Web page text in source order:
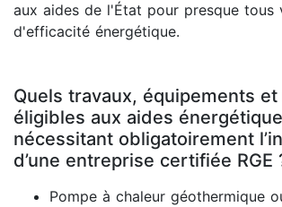
aux aides de l'État pour presque tous
d'efficacité énergétique.
Quels travaux, équipements
éligibles aux aides
nécessitant obligatoirement
d’une entreprise certifiée RGE
Pompe à chaleur géothermique